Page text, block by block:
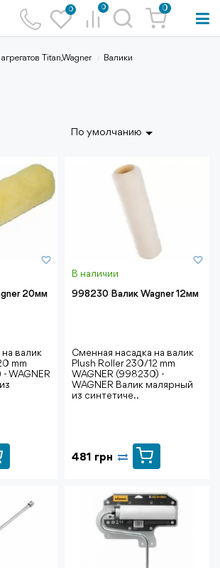
0 0 0
Titan,Wagner Валики
По умолчанию
20мм
валик
mm
- WAGNER
В наличии
998230 Валик Wagner 12мм
Сменная насадка на валик
Plush Roller 230/12 mm
WAGNER (998230) -
WAGNER Валик малярный
из синтетиче..
481 грн